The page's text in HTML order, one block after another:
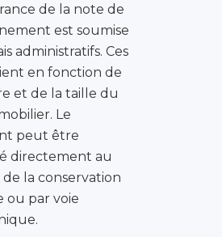
de la note de
est soumise
administratifs. Ces
en fonction de
et de la taille du
Le
peut être
directement au
la conservation
ou par voie